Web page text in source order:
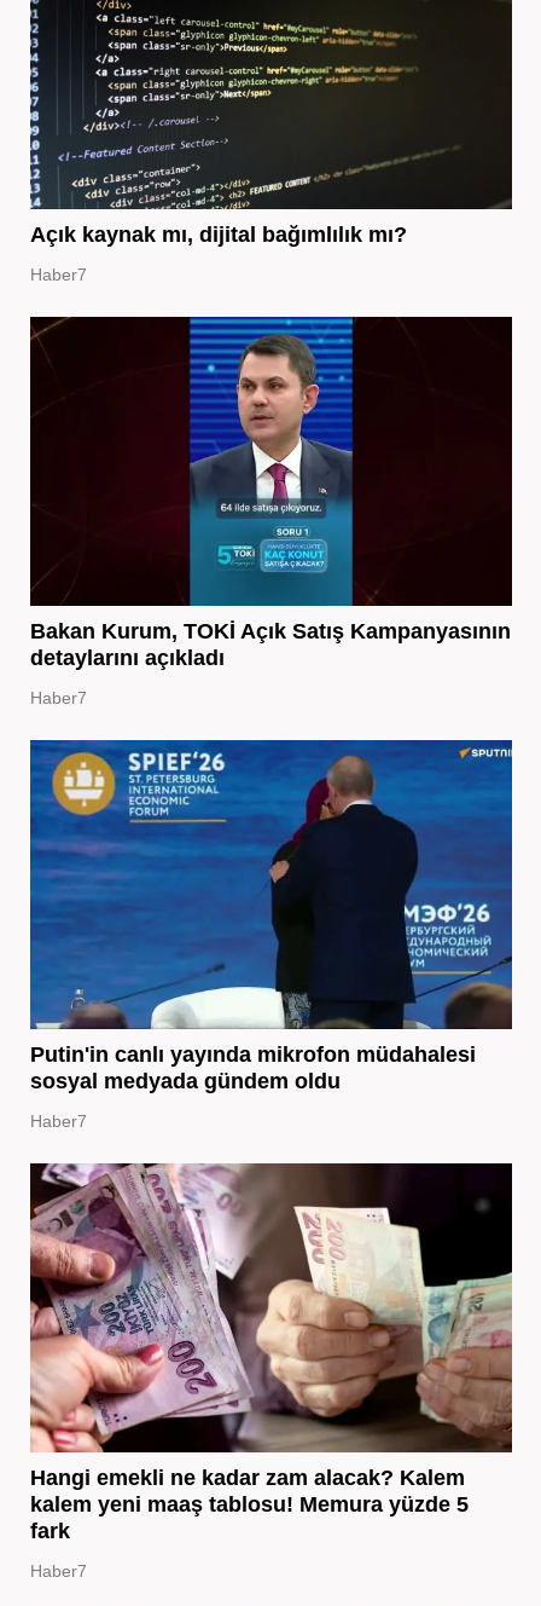
Açık kaynak mı, dijital bağımlılık mı?
Haber7
Bakan Kurum, TOKİ Açık Satış Kampanyasının
detaylarını açıkladı
Haber7
Putin'in canlı yayında mikrofon müdahalesi
sosyal medyada gündem oldu
Haber7
Hangi emekli ne kadar zam alacak? Kalem
kalem yeni maaş tablosu! Memura yüzde 5
fark
Haber7